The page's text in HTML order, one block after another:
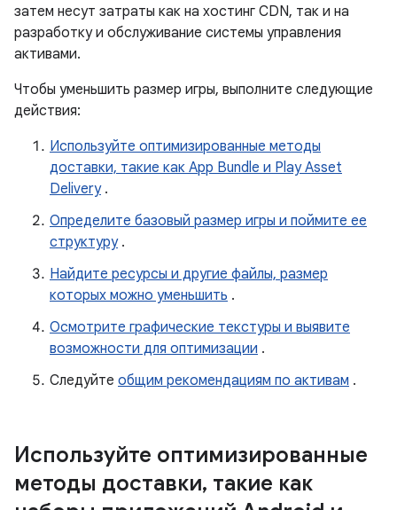
затем несут затраты как на хостинг CDN, так и на
разработку и обслуживание системы управления
активами.
Чтобы уменьшить размер игры, выполните следующие
действия:
Используйте оптимизированные методы
доставки, такие как App Bundle и Play Asset
Delivery.
Определите базовый размер игры и поймите ее
структуру.
Найдите ресурсы и другие файлы, размер
которых можно уменьшить .
Осмотрите графические текстуры и выявите
возможности для оптимизации .
Следуйте общим рекомендациям по активам .
Используйте оптимизированные
методы доставки, такие как